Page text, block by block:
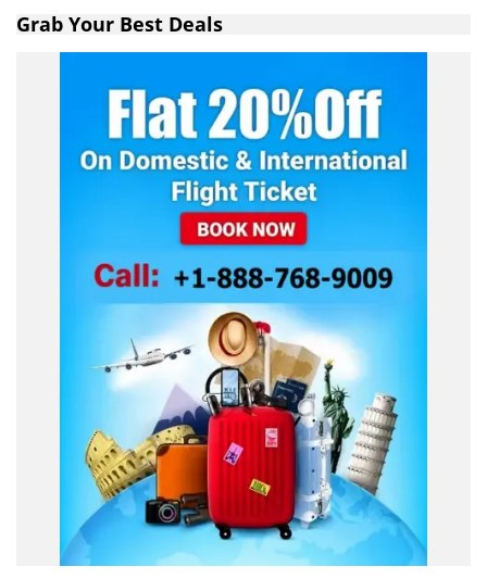
Grab Your Best Deals